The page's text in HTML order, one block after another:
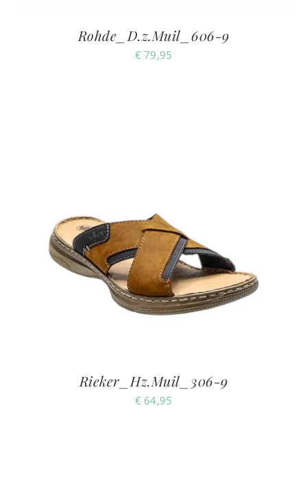
Rohde_D.z.Muil_606-9
€ 79,95
Rieker_Hz.Muil_306-9
€ 64,95